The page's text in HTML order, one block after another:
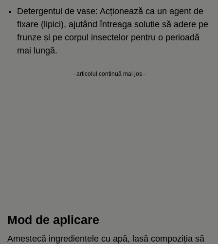
Detergentul de vase: Acționează ca un agent de
fixare (lipici), ajutând întreaga soluție să adere pe
frunze și pe corpul insectelor pentru o perioadă
mai lungă.
- articolul continuă mai jos -
Mod de aplicare
Amestecă ingredientele cu apă, lasă compoziția să